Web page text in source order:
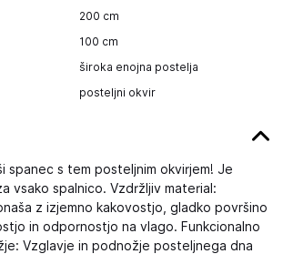
200 cm
100 cm
široka enojna postelja
posteljni okvir
spanec s tem posteljnim okvirjem! Je
vsako spalnico. Vzdržljiv material:
z izjemno kakovostjo, gladko površino
in odpornostjo na vlago. Funkcionalno
Vzglavje in podnožje posteljnega dna